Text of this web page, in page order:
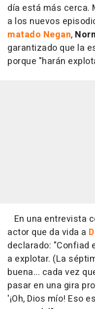
día está más cerca.
a los nuevos
matado Negan,
garantizado que la
porque "harán
En una entrevista
actor que da vida a
declarado: "Confiad
a explotar. (La
buena... cada vez
pasar en una gira
'¡Oh, Dios mío! Eso